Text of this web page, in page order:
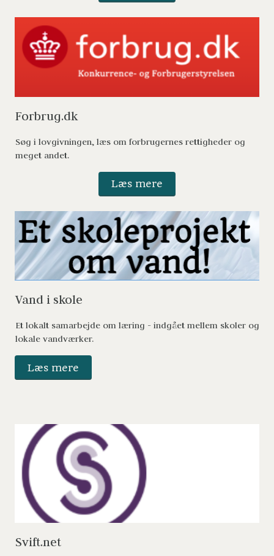
Forbrug.dk
Søg i lovgivningen, læs om forbrugernes rettigheder og
meget andet.
Læs mere
Vand i skole
Et lokalt samarbejde om læring - indgået mellem skoler og
lokale vandværker.
Læs mere
Svift.net